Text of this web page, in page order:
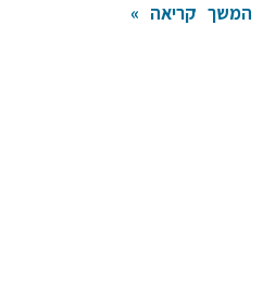
המשך קריאה »